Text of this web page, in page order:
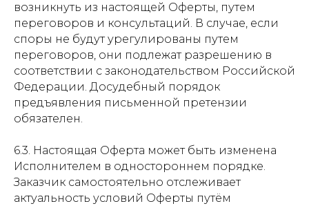
возникнуть из настоящей Оферты, путем
переговоров и консультаций. В случае, если
споры не будут урегулированы путем
переговоров, они подлежат разрешению в
соответствии с законодательством Российской
Федерации. Досудебный порядок
предъявления письменной претензии
обязателен.
6.3. Настоящая Оферта может быть изменена
Исполнителем в одностороннем порядке.
Заказчик самостоятельно отслеживает
актуальность условий Оферты путём